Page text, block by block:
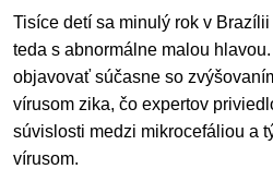
Tisíce detí sa minulý rok v
teda s abnormálne malou
objavovať súčasne so
vírusom zika, čo expertov
súvislosti medzi mikrocefáliou a
vírusom.